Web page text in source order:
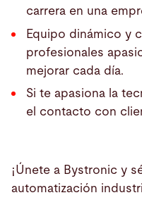
carrera en una
Equipo dinámico y
profesionales
mejorar cada día.
Si te apasiona la
el contacto con
¡Únete a Bystronic y
automatización